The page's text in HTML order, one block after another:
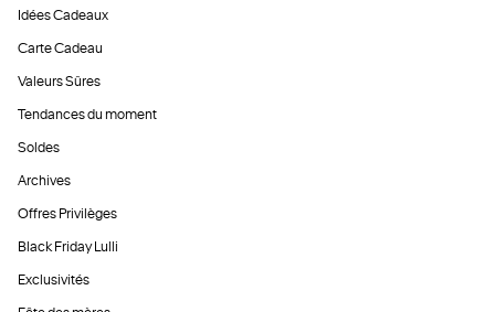
Idées Cadeaux
Carte Cadeau
Valeurs Sûres
Tendances du moment
Soldes
Archives
Offres Privilèges
Black Friday Lulli
Exclusivités